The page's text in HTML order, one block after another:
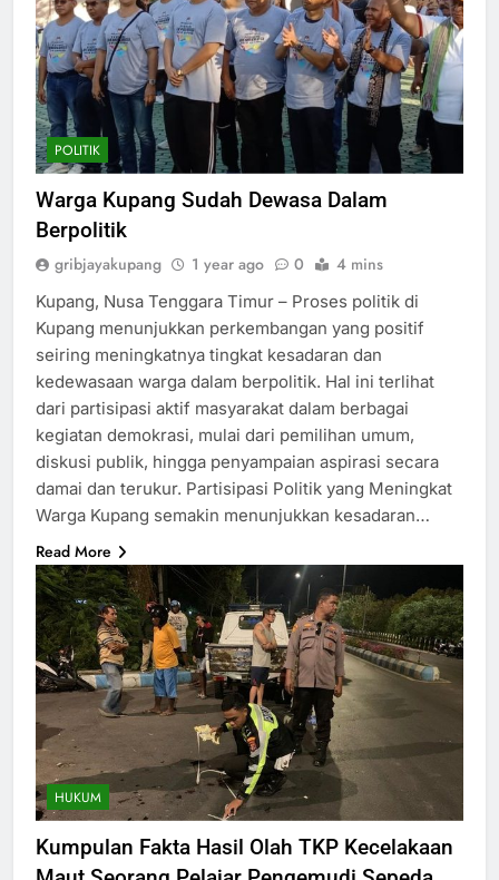
POLITIK
Warga Kupang Sudah Dewasa Dalam
Berpolitik
gribjayakupang 1 year ago 0 4 mins
Kupang, Nusa Tenggara Timur – Proses politik di
Kupang menunjukkan perkembangan yang positif
seiring meningkatnya tingkat kesadaran dan
kedewasaan warga dalam berpolitik. Hal ini terlihat
dari partisipasi aktif masyarakat dalam berbagai
kegiatan demokrasi, mulai dari pemilihan umum,
diskusi publik, hingga penyampaian aspirasi secara
damai dan terukur. Partisipasi Politik yang Meningkat
Warga Kupang semakin menunjukkan kesadaran…
Read More
HUKUM
Kumpulan Fakta Hasil Olah TKP Kecelakaan